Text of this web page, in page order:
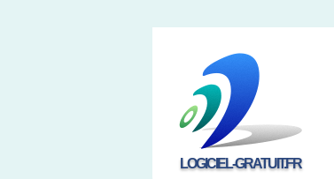
LOGICIEL-GRATUIT.FR